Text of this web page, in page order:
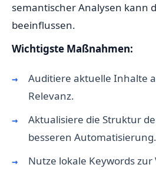
semantischer Analysen kann
beeinflussen.
Wichtigste Maßnahmen:
Auditiere aktuelle Inhalte
Relevanz.
Aktualisiere die Struktur
besseren Automatisierung.
Nutze lokale Keywords